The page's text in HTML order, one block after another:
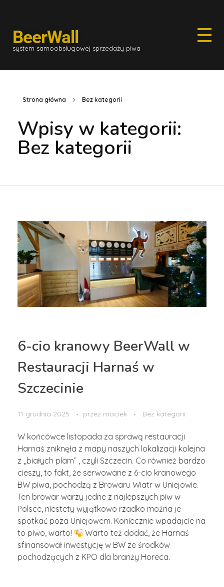
BeerWall
system samoobsługowej sprzedaży piwa
Strona główna Bez kategorii
Wpisy w kategorii:
Bez kategorii
6-cio kranowy BeerWall w
Restauracji Harnaś w
Szczecinie
11 grudnia 2025 przez maciek Bez kategorii
W końcówce listopada za sprawą restauracji
Harnaś zniknęła z mapy naszych lokalizacji kolejna
z „białych plam” , czyli Szczecin. Co również bardzo
cieszy, to fakt, że serwowane z 6-cio kranowego
BW piwa, pochodzą z Browaru Wiatr w Uniejowie.
Ten browar warzy jedne z najlepszych piw w
Polsce, niestety wyjątkowo rzadko można je
spotkać poza Uniejowem. Koniecznie wpadajcie na
to piwo, warto!
Warto też dodać, że Harnaś
sfinansował inwestycję w BW ze środków
pochodzących z KPO dla branży Horeca.